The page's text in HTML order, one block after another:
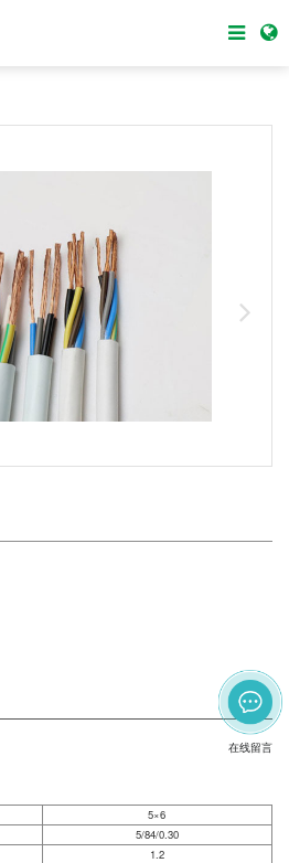
5×6
5/84/0.30
1.2
在线留言